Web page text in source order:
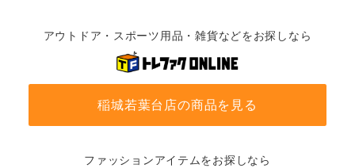
アウトドア・スポーツ用品・雑貨などをお探しなら
稲城若葉台店の商品を見る
ファッションアイテムをお探しなら